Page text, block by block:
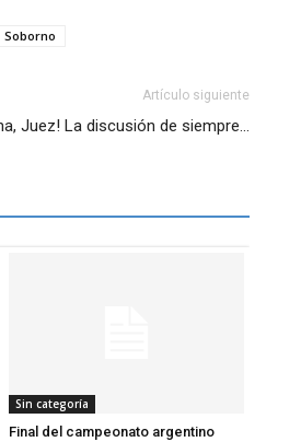
Soborno
Artículo siguiente
Juez! La discusión de siempre...
Sin categoría
Final del campeonato argentino